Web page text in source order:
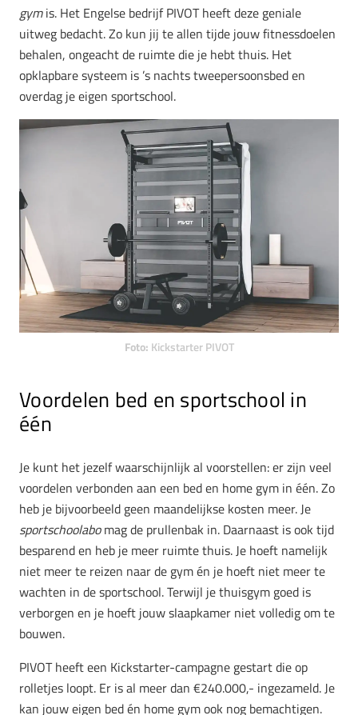
gymis. Het Engelse bedrijf PIVOT heeft deze geniale
uitweg bedacht. Zo kun jij te allen tijde jouw fitnessdoelen
behalen, ongeacht de ruimte die je hebt thuis. Het
opklapbare systeem is ’s nachts tweepersoonsbed en
overdag je eigen sportschool.
Foto: Kickstarter PIVOT
Voordelen bed en sportschool in
één
Je kunt het jezelf waarschijnlijk al voorstellen: er zijn veel
voordelen verbonden aan een bed en home gym in één. Zo
heb je bijvoorbeeld geen maandelijkse kosten meer. Je
sportschoolabomag de prullenbak in. Daarnaast is ook tijd
besparend en heb je meer ruimte thuis. Je hoeft namelijk
niet meer te reizen naar de gym én je hoeft niet meer te
wachten in de sportschool. Terwijl je thuisgym goed is
verborgen en je hoeft jouw slaapkamer niet volledig om te
bouwen.
PIVOT heeft een Kickstarter-campagne gestart die op
rolletjes loopt. Er is al meer dan €240.000,- ingezameld. Je
kan jouw eigen bed én home gym ook nog bemachtigen.